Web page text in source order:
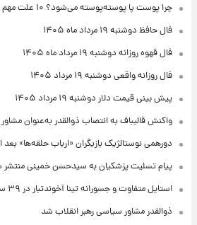
چرا پوست پا پوسته‌پوسته می‌شود؟ ۱۰ علت مهم را بشناسید
فال حافظ دوشنبه ۱۹ مرداد ماه ۱۴۰۵
فال قهوه روزانه دوشنبه ۱۹ مرداد ماه ۱۴۰۵
فال روزانه واقعی دوشنبه ۱۹ مرداد ۱۴۰۵
پیش‌ بینی قیمت دلار دوشنبه ۱۹ مرداد ۱۴۰۵
واکنش قالیباف به انتصاب ذوالقدر به‌عنوان مشاور
دورهمی نوستالژیک بازیگران «ارباب حلقه‌ها» بعد از ۲۳ سال + عکس
پیام تسلیت پزشکیان به سیدحسن خمینی منتشر
استایل متفاوت و جسورانه تینا آخوندتبار در ۳۹ سالگی + عکس
ذوالقدر مشاور سیاسی رهبر انقلاب شد